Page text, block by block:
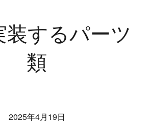
するパーツ
類
2025年4月19日